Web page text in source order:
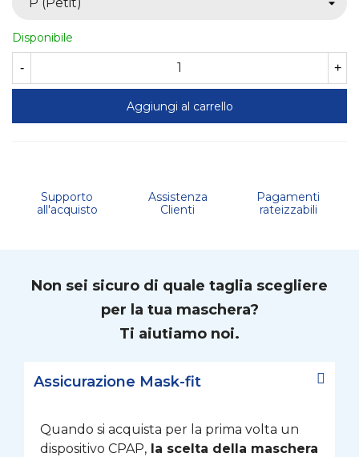
Disponibile
- +
Aggiungi al carrello
Supporto
all'acquisto
Assistenza
Clienti
Pagamenti
rateizzabili
Non sei sicuro di quale taglia scegliere
per la tua maschera?
Ti aiutiamo noi.
Assicurazione Mask-fit
Quando si acquista per la prima volta un
dispositivo CPAP, la scelta della maschera